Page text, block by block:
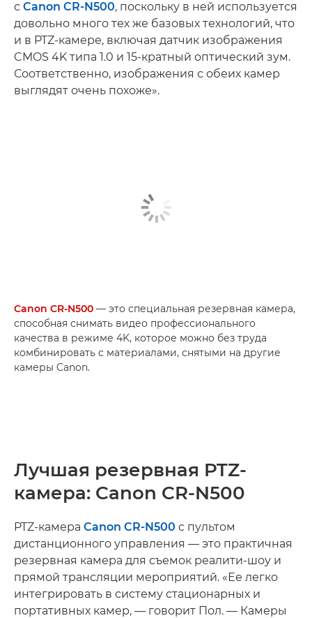
с Canon CR-N500, поскольку в ней используется
довольно много тех же базовых технологий, что
и в PTZ-камере, включая датчик изображения
CMOS 4K типа 1.0 и 15-кратный оптический зум.
Соответственно, изображения с обеих камер
выглядят очень похоже».
Canon CR-N500 — это специальная резервная камера,
способная снимать видео профессионального
качества в режиме 4K, которое можно без труда
комбинировать с материалами, снятыми на другие
камеры Canon.
Лучшая резервная PTZ-
камера: Canon CR-N500
PTZ-камера Canon CR-N500 с пультом
дистанционного управления — это практичная
резервная камера для съемок реалити-шоу и
прямой трансляции мероприятий. «Ее легко
интегрировать в систему стационарных и
портативных камер, — говорит Пол. — Камеры